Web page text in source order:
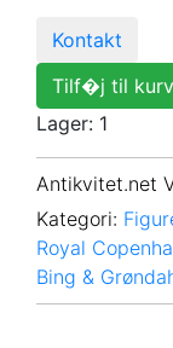
Kontakt
Tilf�j til kurv
Lager: 1
Antikvitet.net
Kategori:
Royal
Bing &